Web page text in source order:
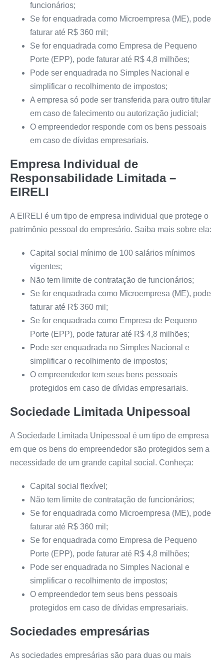
funcionários;
Se for enquadrada como Microempresa (ME), pode
faturar até R$ 360 mil;
Se for enquadrada como Empresa de Pequeno
Porte (EPP), pode faturar até R$ 4,8 milhões;
Pode ser enquadrada no Simples Nacional e
simplificar o recolhimento de impostos;
A empresa só pode ser transferida para outro titular
em caso de falecimento ou autorização judicial;
O empreendedor responde com os bens pessoais
em caso de dívidas empresariais.
Empresa Individual de
Responsabilidade Limitada –
EIRELI
A EIRELI é um tipo de empresa individual que protege o
patrimônio pessoal do empresário. Saiba mais sobre ela:
Capital social mínimo de 100 salários mínimos
vigentes;
Não tem limite de contratação de funcionários;
Se for enquadrada como Microempresa (ME), pode
faturar até R$ 360 mil;
Se for enquadrada como Empresa de Pequeno
Porte (EPP), pode faturar até R$ 4,8 milhões;
Pode ser enquadrada no Simples Nacional e
simplificar o recolhimento de impostos;
O empreendedor tem seus bens pessoais
protegidos em caso de dívidas empresariais.
Sociedade Limitada Unipessoal
A Sociedade Limitada Unipessoal é um tipo de empresa
em que os bens do empreendedor são protegidos sem a
necessidade de um grande capital social. Conheça:
Capital social flexível;
Não tem limite de contratação de funcionários;
Se for enquadrada como Microempresa (ME), pode
faturar até R$ 360 mil;
Se for enquadrada como Empresa de Pequeno
Porte (EPP), pode faturar até R$ 4,8 milhões;
Pode ser enquadrada no Simples Nacional e
simplificar o recolhimento de impostos;
O empreendedor tem seus bens pessoais
protegidos em caso de dívidas empresariais.
Sociedades empresárias
As sociedades empresárias são para duas ou mais